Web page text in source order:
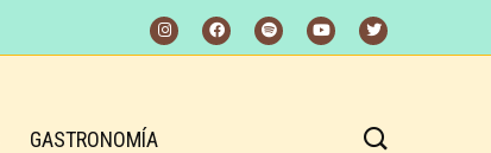
GASTRONOMÍA